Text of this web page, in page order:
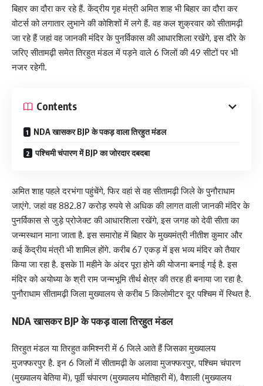
बिहार का दौरा कर रहे हैं. केंद्रीय गृह मंत्री अमित शाह भी बिहार का दौरा कर
वोटर्स को लगातार लुभाने की कोशिशों में लगे हैं. वह कल शुक्रवार को सीतामढ़ी
जा रहे हैं जहां वह जानकी मंदिर के पुनर्विकास की आधारशिला रखेंगे, इस दौरे के
जरिए सीतामढ़ी समेत तिरहुत मंडल में पड़ने वाले 6 जिलों की 49 सीटों पर भी
नजर रहेगी.
Contents
NDA खासकर BJP के पकड़ वाला तिरहुत मंडल
पश्चिमी चंपारण में BJP का जोरदार दबदबा
अमित शाह पहले दरभंगा पहुंचेंगे, फिर वहां से वह सीतामढ़ी जिले के पुनौराधाम
जाएंगे. जहां वह 882.87 करोड़ रुपये से अधिक की लागत वाली जानकी मंदिर के
पुनर्विकास से जुड़े प्रोजेक्ट की आधारशिला रखेंगे, इस जगह को देवी सीता का
जन्मस्थान माना जाता है. इस समारोह में बिहार के मुख्यमंत्री नीतीश कुमार और
कई केंद्रीय मंत्री भी शामिल होंगे. करीब 67 एकड़ में इस भव्य मंदिर को तैयार
किया जा रहा है. इसके 11 महीने के अंदर पूरा होने की योजना बनाई गई है. इस
मंदिर को अयोध्या के श्री राम जन्मभूमि तीर्थ क्षेत्र की तरह ही बनाया जा रहा है.
पुनौराधाम सीतामढ़ी जिला मुख्यालय से करीब 5 किलोमीटर दूर पश्चिम में स्थित है.
NDA खासकर BJP के पकड़ वाला तिरहुत मंडल
तिरहुत मंडल या तिरहुत कमिश्नरी में 6 जिले आते हैं जिसका मुख्यालय
मुजफ्फरपुर है. इन 6 जिलों में सीतामढ़ी के अलावा मुजफ्फरपुर, पश्चिम चंपारण
(मुख्यालय बेतिया में), पूर्वी चंपारण (मुख्यालय मोतिहारी में), वैशाली (मुख्यालय